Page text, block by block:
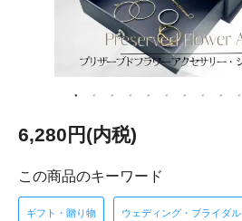
6,280円(内税)
この商品のキーワード
ギフト・贈り物 ウェディング・ブライダル